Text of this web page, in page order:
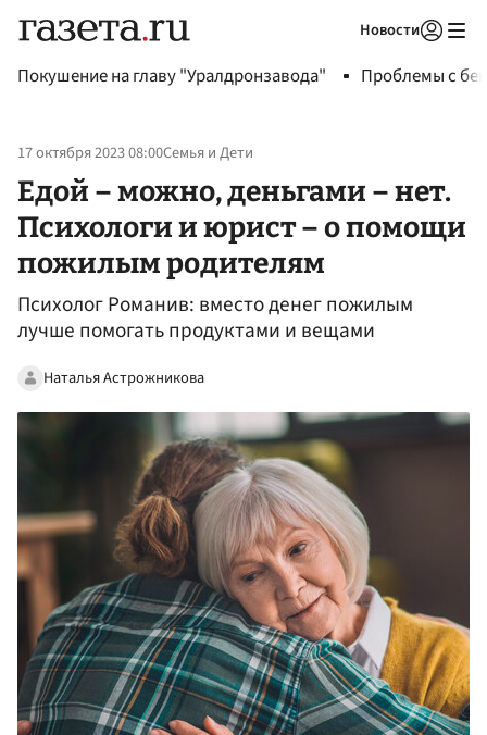
Новости
Покушение на главу "Уралдронзавода" Проблемы с
17 октября 2023 08:00Семья и Дети
Едой – можно, деньгами – нет.
Психологи и юрист – о помощи
пожилым родителям
Психолог Романив: вместо денег пожилым
лучше помогать продуктами и вещами
Наталья Астрожникова